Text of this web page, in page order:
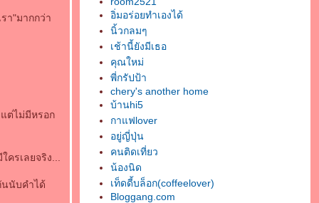
า"มากกว่า
แต่ไม่มีหรอก
รเลยจริง...
นับคำได้
อิ่มอร่อยทำเองได้
นิ้วกลมๆ
เช้านี้ยังมีเธอ
คุณใหม่
พี่กรัปป้า
chery's another home
บ้านhi5
กาแฟlover
อยู่ญี่ปุ่น
คนติดเที่ยว
น้องนิด
เท็ดดี้บล็อก(coffeelover)
Bloggang.com